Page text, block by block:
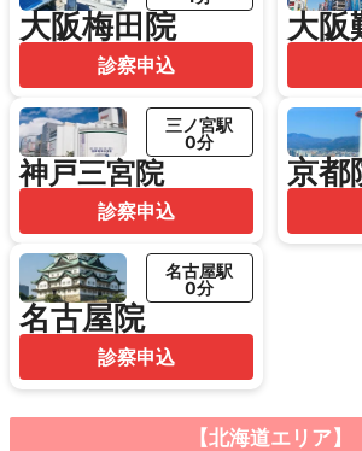
大阪梅田院
診察申込
大阪
神戸三宮院
三ノ宮駅
0分
診察申込
京都
名古屋院
名古屋駅
0分
診察申込
【北海道エリア】